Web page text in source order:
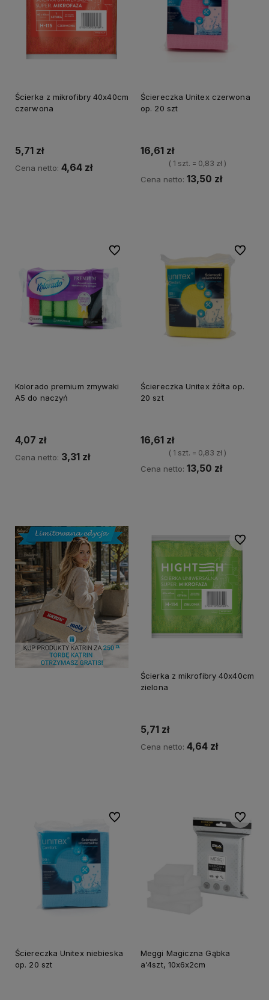
Ścierka z mikrofibry 40x40cm
czerwona
5,71 zł
Cena netto: 4,64 zł
Ściereczka Unitex czerwona
op. 20 szt
16,61 zł
( 1 szt. = 0,83 zł )
Cena netto: 13,50 zł
Kolorado premium zmywaki
A5 do naczyń
4,07 zł
Cena netto: 3,31 zł
Do ulubionych
Ściereczka Unitex żółta op.
20 szt
16,61 zł
( 1 szt. = 0,83 zł )
Cena netto: 13,50 zł
Do
Ścierka z mikrofibry 40x40cm
zielona
5,71 zł
Cena netto: 4,64 zł
Do
Ściereczka Unitex niebieska
op. 20 szt
Do ulubionych
Meggi Magiczna Gąbka
a'4szt, 10x6x2cm
Do